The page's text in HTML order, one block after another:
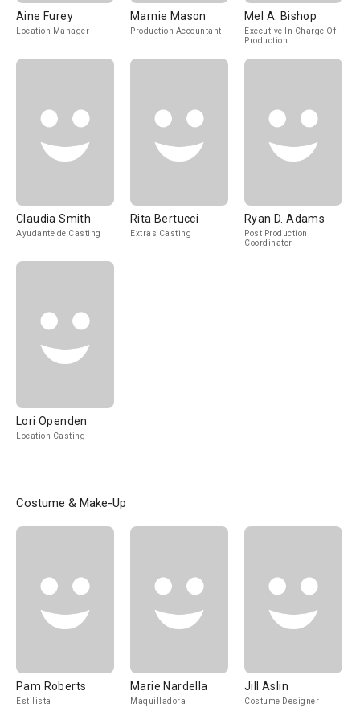
Aine Furey
Location Manager
Marnie Mason
Production Accountant
Mel A. Bishop
Executive In Charge Of
Production
Claudia Smith
Ayudante de Casting
Rita Bertucci
Extras Casting
Ryan D. Adams
Post Production
Coordinator
Lori Openden
Location Casting
Costume & Make-Up
Pam Roberts
Estilista
Marie Nardella
Maquilladora
Jill Aslin
Costume Designer